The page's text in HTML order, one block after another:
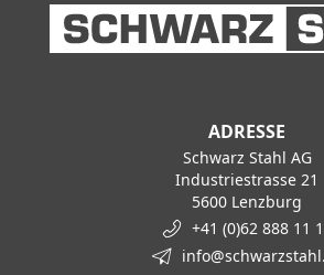
ADRESSE
Schwarz Stahl AG
Industriestrasse 21
5600 Lenzburg
+41 (0)62 888 11